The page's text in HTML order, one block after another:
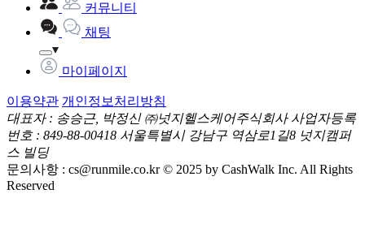
커뮤니티
채팅
마이페이지
이용약관 개인정보처리방침
대표자 : 송승근, 박정신 ㈜넛지헬스케어주식회사 사업자등록
번호 : 849-88-00418 서울특별시 강남구 역삼로1길8 넛지캠퍼
스 빌딩
문의사항 : cs@runmile.co.kr © 2025 by CashWalk Inc. All Rights
Reserved